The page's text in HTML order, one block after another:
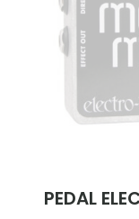
PEDAL